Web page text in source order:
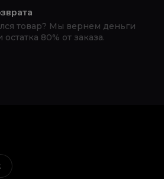
товар? Мы вернем деньги
80% от заказа.